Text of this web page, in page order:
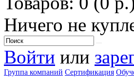
Ничего не
Войти или
Группа компаний Сертификация